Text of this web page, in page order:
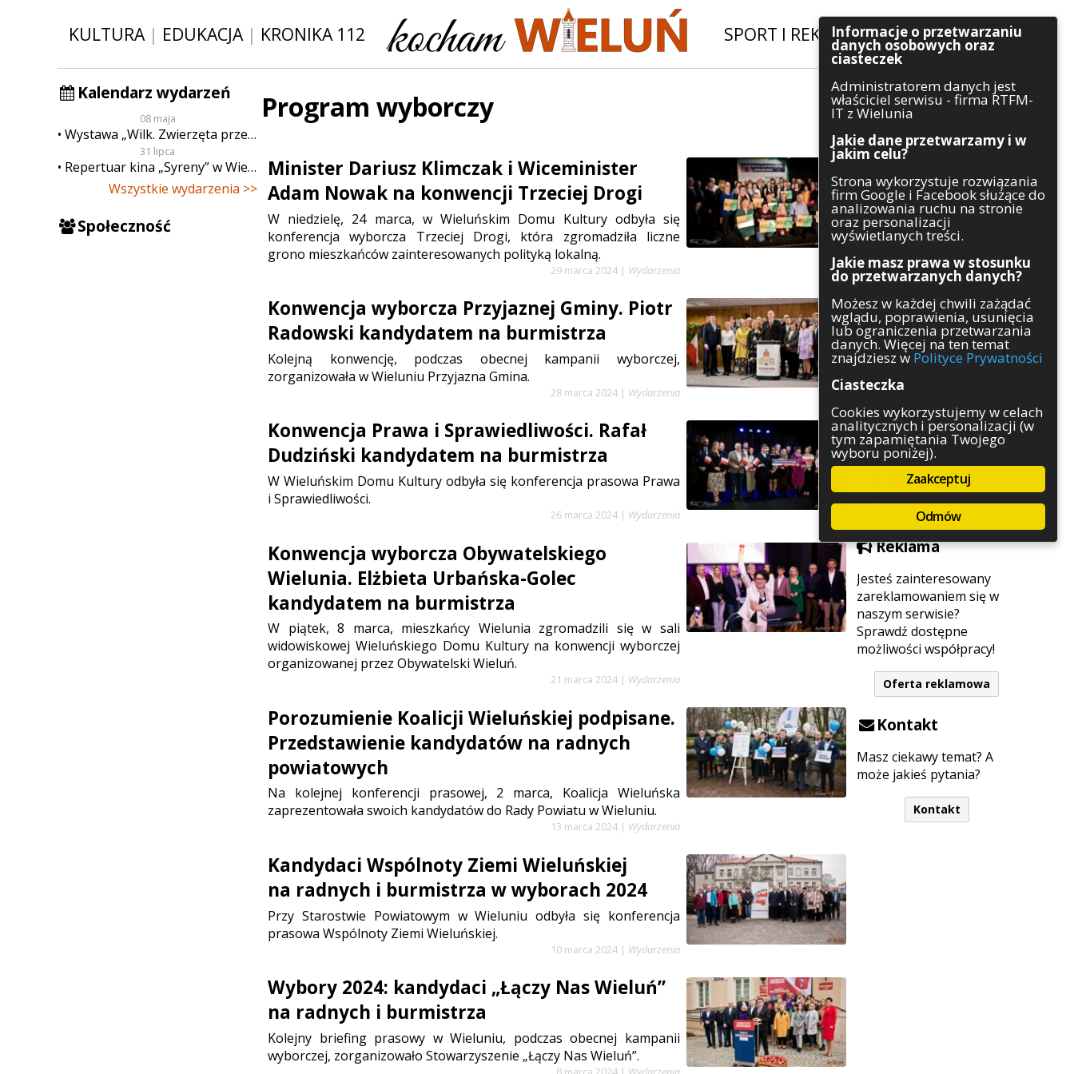
KULTURA| EDUKACJA| KRONIKA 112 SPORT I REKREACJA|INWESTYCJE
Kalendarz wydarzeń
08 maja
Wystawa „Wilk. Zwierzęta przeklęte”
31 lipca
Repertuar kina „Syreny” w Wieluniu w dn. od 31 lipca do 6 sierpnia
Wszystkie wydarzenia >>
Społeczność
Szukaj
Kategorie
Architektura
Gospodarka
Handel
Komunikaty
Kultura
Polityka
Pozostałe
Psychologia
Rolnictwo
Służby
Sport
Środowisko
Szkolnictwo
Wydarzenia
Zapowiedzi
Zdrowie
Reklama
Jesteś zainteresowany
zareklamowaniem się w
naszym serwisie?
Sprawdź dostępne
możliwości współpracy!
Oferta reklamowa
Kontakt
Masz ciekawy temat? A
może jakieś pytania?
Kontakt
Program wyborczy
Minister Dariusz Klimczak i Wiceminister
Adam Nowak na konwencji Trzeciej Drogi
W niedzielę, 24 marca, w Wieluńskim Domu Kultury odbyła się
konferencja wyborcza Trzeciej Drogi, która zgromadziła liczne
grono mieszkańców zainteresowanych polityką lokalną.
29 marca 2024 | Wydarzenia
Konwencja wyborcza Przyjaznej Gminy. Piotr
Radowski kandydatem na burmistrza
Kolejną konwencję, podczas obecnej kampanii wyborczej,
zorganizowała w Wieluniu Przyjazna Gmina.
28 marca 2024 | Wydarzenia
Konwencja Prawa i Sprawiedliwości. Rafał
Dudziński kandydatem na burmistrza
W Wieluńskim Domu Kultury odbyła się konferencja prasowa Prawa
i Sprawiedliwości.
26 marca 2024 | Wydarzenia
Konwencja wyborcza Obywatelskiego
Wielunia. Elżbieta Urbańska-Golec
kandydatem na burmistrza
W piątek, 8 marca, mieszkańcy Wielunia zgromadzili się w sali
widowiskowej Wieluńskiego Domu Kultury na konwencji wyborczej
organizowanej przez Obywatelski Wieluń.
21 marca 2024 | Wydarzenia
Porozumienie Koalicji Wieluńskiej podpisane.
Przedstawienie kandydatów na radnych
powiatowych
Na kolejnej konferencji prasowej, 2 marca, Koalicja Wieluńska
zaprezentowała swoich kandydatów do Rady Powiatu w Wieluniu.
13 marca 2024 | Wydarzenia
Kandydaci Wspólnoty Ziemi Wieluńskiej
na radnych i burmistrza w wyborach 2024
Przy Starostwie Powiatowym w Wieluniu odbyła się konferencja
prasowa Wspólnoty Ziemi Wieluńskiej.
10 marca 2024 | Wydarzenia
Wybory 2024: kandydaci „Łączy Nas Wieluń”
na radnych i burmistrza
Kolejny briefing prasowy w Wieluniu, podczas obecnej kampanii
wyborczej, zorganizowało Stowarzyszenie „Łączy Nas Wieluń”.
Informacje o przetwarzaniu
danych osobowych oraz
ciasteczek
Administratorem danych jest
właściciel serwisu - firma RTFM-
IT z Wielunia
Jakie dane przetwarzamy i w
jakim celu?
Strona wykorzystuje rozwiązania
firm Google i Facebook służące do
analizowania ruchu na stronie
oraz personalizacji
wyświetlanych treści.
Jakie masz prawa w stosunku
do przetwarzanych danych?
Możesz w każdej chwili zażądać
wglądu, poprawienia, usunięcia
lub ograniczenia przetwarzania
danych. Więcej na ten temat
znajdziesz w Polityce Prywatności
Ciasteczka
Cookies wykorzystujemy w celach
analitycznych i personalizacji (w
tym zapamiętania Twojego
wyboru poniżej).
Zaakceptuj
Odmów